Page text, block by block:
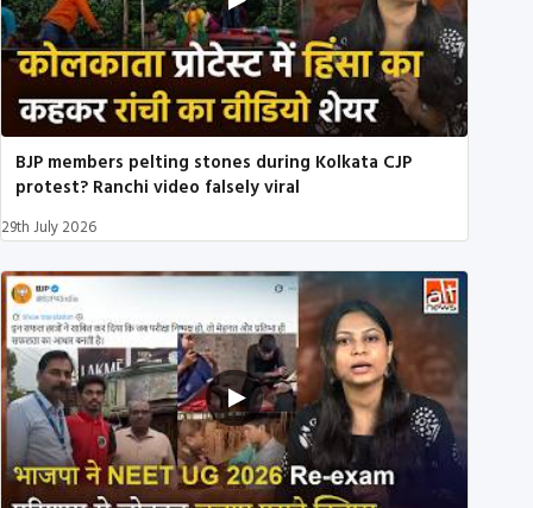
BJP members pelting stones during Kolkata CJP
protest? Ranchi video falsely viral
29th July 2026